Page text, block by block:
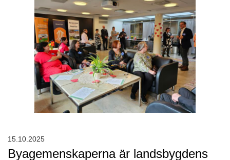
Byagemenskaperna är landsbygdens
15.10.2025